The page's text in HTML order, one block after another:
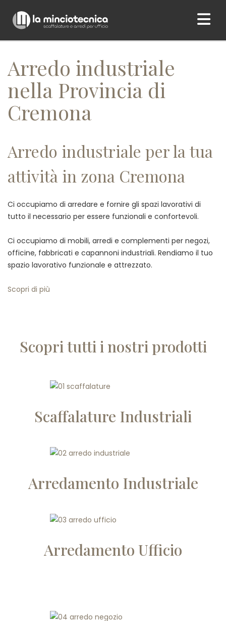
Home/ Arredo industriale nella Provincia di Cremona
Arredo industriale
nella Provincia di
Cremona
Arredo industriale per la tua
attività in zona Cremona
Ci occupiamo di arredare e fornire gli spazi lavorativi di
tutto il necessario per essere funzionali e confortevoli.
Ci occupiamo di mobili, arredi e complementi per negozi,
officine, fabbricati e capannoni industriali. Rendiamo il tuo
spazio lavorativo funzionale e attrezzato.
Scopri di più
Scopri tutti i nostri prodotti
Scaffalature Industriali
Arredamento Industriale
Arredamento Ufficio